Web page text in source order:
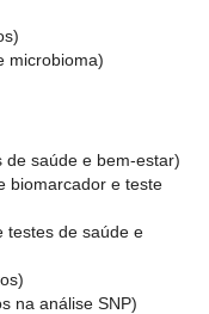
microbioma)
saúde e bem-estar)
biomarcador e teste
testes de saúde e
na análise SNP)